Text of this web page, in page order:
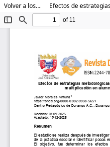
Volver a los detalles del artículo